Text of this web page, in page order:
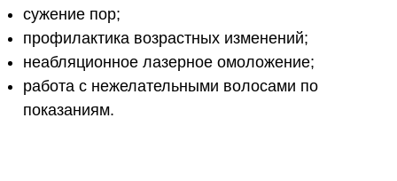
сужение пор;
профилактика возрастных изменений;
неабляционное лазерное омоложение;
работа с нежелательными волосами по
показаниям.